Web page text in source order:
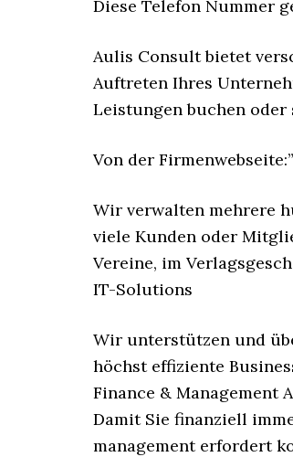
Diese Telefon Nummer
Aulis Consult bietet
Auftreten Ihres
Leistungen buchen oder
Von der
Wir verwalten mehrere
viele Kunden oder
Vereine, im
IT-Solutions
Wir unterstützen und
höchst effiziente
Finance & Management
Damit Sie finanziell
management erfordert